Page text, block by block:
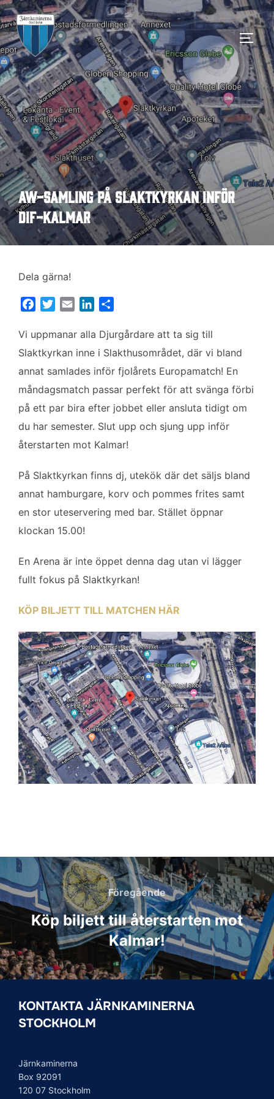
Hoppa
till
innehåll
SLÅ
AW-Samling på Slaktkyrkan inför
DIF-Kalmar
Dela gärna!
c
e
o
o
k
i
t
e
r
a
i
n
k
d
I
n
l
a
Vi uppmanar alla Djurgårdare att ta sig till
Slaktkyrkan inne i Slakthusområdet, där vi bland
annat samlades inför fjolårets Europamatch! En
måndagsmatch passar perfekt för att svänga förbi
på ett par bira efter jobbet eller ansluta tidigt om
du har semester. Slut upp och sjung upp inför
återstarten mot Kalmar!
På Slaktkyrkan finns dj, utekök där det säljs bland
annat hamburgare, korv och pommes frites samt
en stor uteservering med bar. Stället öppnar
klockan 15.00!
En Arena är inte öppet denna dag utan vi lägger
fullt fokus på Slaktkyrkan!
KÖP BILJETT TILL MATCHEN HÄR
Inläggsnavigering
Föregående
Föregående
Köp biljett till återstarten mot
Kalmar!
KONTAKTA JÄRNKAMINERNA
STOCKHOLM
Järnkaminerna
Box 92091
120 07 Stockholm